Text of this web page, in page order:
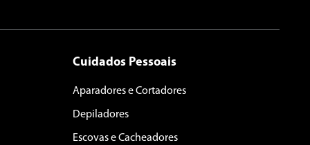
Cuidados Pessoais
Aparadores e Cortadores
Depiladores
Escovas e Cacheadores